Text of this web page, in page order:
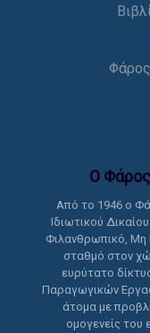
Ο
Από το 1946 ο
Ιδιωτικού
Φιλανθρωπικό, Μη
σταθμό στον
ευρύτατο
Παραγωγικών
άτομα με
ομογενείς του